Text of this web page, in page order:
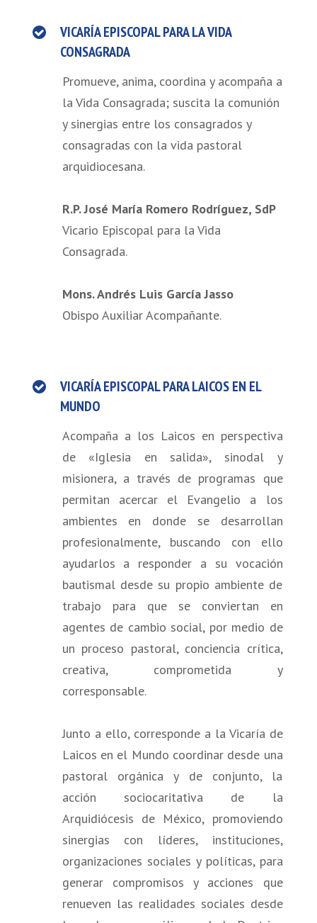
VICARÍA EPISCOPAL PARA LA VIDA
CONSAGRADA
Promueve, anima, coordina y acompaña a
la Vida Consagrada; suscita la comunión
y sinergias entre los consagrados y
consagradas con la vida pastoral
arquidiocesana.
R.P. José María Romero Rodríguez, SdP
Vicario Episcopal para la Vida
Consagrada.
Mons. Andrés Luis García Jasso
Obispo Auxiliar Acompañante.
VICARÍA EPISCOPAL PARA LAICOS EN EL
MUNDO
Acompaña a los Laicos en perspectiva
de «Iglesia en salida», sinodal y
misionera, a través de programas que
permitan acercar el Evangelio a los
ambientes en donde se desarrollan
profesionalmente, buscando con ello
ayudarlos a responder a su vocación
bautismal desde su propio ambiente de
trabajo para que se conviertan en
agentes de cambio social, por medio de
un proceso pastoral, conciencia crítica,
creativa, comprometida y
corresponsable.
Junto a ello, corresponde a la Vicaría de
Laicos en el Mundo coordinar desde una
pastoral orgánica y de conjunto, la
acción sociocaritativa de la
Arquidiócesis de México, promoviendo
sinergias con líderes, instituciones,
organizaciones sociales y políticas, para
generar compromisos y acciones que
renueven las realidades sociales desde